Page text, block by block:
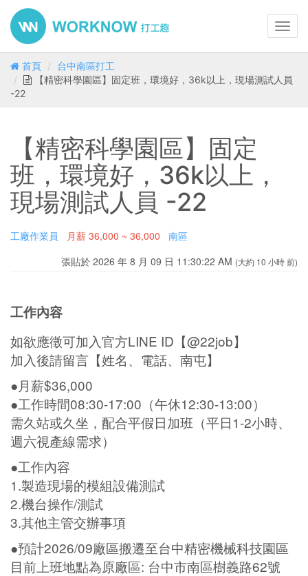
首頁
台中南區打工
【精密科學園區】固定班，環境好，36k以上，現場測試人員
-22
【精密科學園區】固定
班，環境好，36k以上，
現場測試人員 -22
工廠作業員 月薪 36,000 ~ 36,000
南區
張貼於 2026 年 8 月 09 日 11:30:22 AM (大約 10 小時 前)
工作內容
如欲應徵可加入官方LINE ID【@22job】
加入後請留言【姓名、電話、南屯】
●月薪$36,000
●工作時間08:30-17:00（午休12:30-13:00）
需久站或久坐，配合平假日加班（平日1-2小時、
週六視產線需求）
●工作內容
1.製造現場的模組設備測試
2.機台操作/測試
3.其他主管交辦事項
●預計2026/09廠區搬遷至台中精密機械科技園區
目前上班地點為原廠區: 台中市南區樹義路62號